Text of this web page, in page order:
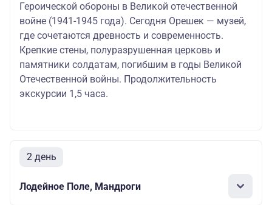
Героической обороны в Великой отечественной
войне (1941-1945 года). Сегодня Орешек — музей,
где сочетаются древность и современность.
Крепкие стены, полуразрушенная церковь и
памятники солдатам, погибшим в годы Великой
Отечественной войны. Продолжительность
экскурсии 1,5 часа.
2 день
Лодейное Поле, Мандроги